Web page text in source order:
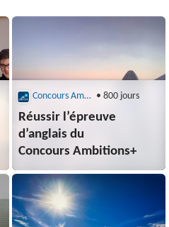
Concours Ambitions • 800 jours
Réussir l’épreuve
d’anglais du
Concours Ambitions+